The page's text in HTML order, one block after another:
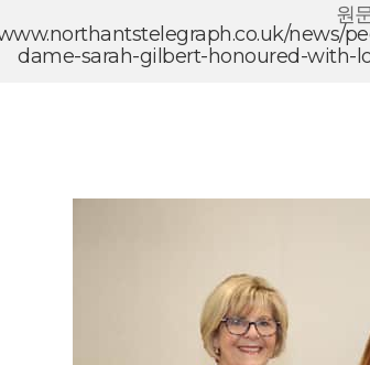
원
news/
dame-sarah-gilbert-honoured-with-